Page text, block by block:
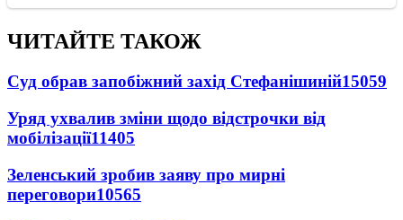
ЧИТАЙТЕ ТАКОЖ
Суд обрав запобіжний захід Стефанішиній15059
Уряд ухвалив зміни щодо відстрочки від
мобілізації11405
Зеленський зробив заяву про мирні
переговори10565